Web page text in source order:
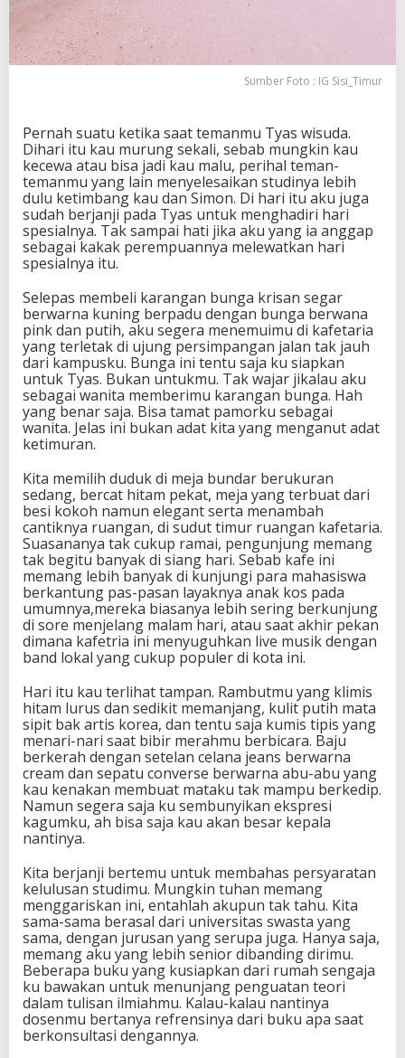
Sumber Foto : IG Sisi_Timur
Pernah suatu ketika saat temanmu Tyas wisuda.
Dihari itu kau murung sekali, sebab mungkin kau
kecewa atau bisa jadi kau malu, perihal teman-
temanmu yang lain menyelesaikan studinya lebih
dulu ketimbang kau dan Simon. Di hari itu aku juga
sudah berjanji pada Tyas untuk menghadiri hari
spesialnya. Tak sampai hati jika aku yang ia anggap
sebagai kakak perempuannya melewatkan hari
spesialnya itu.
Selepas membeli karangan bunga krisan segar
berwarna kuning berpadu dengan bunga berwana
pink dan putih, aku segera menemuimu di kafetaria
yang terletak di ujung persimpangan jalan tak jauh
dari kampusku. Bunga ini tentu saja ku siapkan
untuk Tyas. Bukan untukmu. Tak wajar jikalau aku
sebagai wanita memberimu karangan bunga. Hah
yang benar saja. Bisa tamat pamorku sebagai
wanita. Jelas ini bukan adat kita yang menganut adat
ketimuran.
Kita memilih duduk di meja bundar berukuran
sedang, bercat hitam pekat, meja yang terbuat dari
besi kokoh namun elegant serta menambah
cantiknya ruangan, di sudut timur ruangan kafetaria.
Suasananya tak cukup ramai, pengunjung memang
tak begitu banyak di siang hari. Sebab kafe ini
memang lebih banyak di kunjungi para mahasiswa
berkantung pas-pasan layaknya anak kos pada
umumnya,mereka biasanya lebih sering berkunjung
di sore menjelang malam hari, atau saat akhir pekan
dimana kafetria ini menyuguhkan live musik dengan
band lokal yang cukup populer di kota ini.
Hari itu kau terlihat tampan. Rambutmu yang klimis
hitam lurus dan sedikit memanjang, kulit putih mata
sipit bak artis korea, dan tentu saja kumis tipis yang
menari-nari saat bibir merahmu berbicara. Baju
berkerah dengan setelan celana jeans berwarna
cream dan sepatu converse berwarna abu-abu yang
kau kenakan membuat mataku tak mampu berkedip.
Namun segera saja ku sembunyikan ekspresi
kagumku, ah bisa saja kau akan besar kepala
nantinya.
Kita berjanji bertemu untuk membahas persyaratan
kelulusan studimu. Mungkin tuhan memang
menggariskan ini, entahlah akupun tak tahu. Kita
sama-sama berasal dari universitas swasta yang
sama, dengan jurusan yang serupa juga. Hanya saja,
memang aku yang lebih senior dibanding dirimu.
Beberapa buku yang kusiapkan dari rumah sengaja
ku bawakan untuk menunjang penguatan teori
dalam tulisan ilmiahmu. Kalau-kalau nantinya
dosenmu bertanya refrensinya dari buku apa saat
berkonsultasi dengannya.